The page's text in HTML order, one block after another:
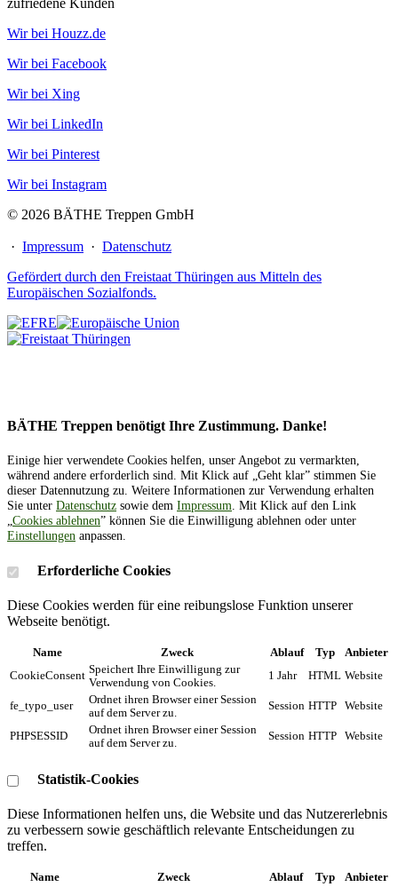
zufriedene Kunden
Wir bei Houzz.de
Wir bei Facebook
Wir bei Xing
Wir bei LinkedIn
Wir bei Pinterest
Wir bei Instagram
© 2026 BÄTHE Treppen GmbH
· Impressum · Datenschutz
Gefördert durch den Freistaat Thüringen aus Mitteln des
Europäischen Sozialfonds.
BÄTHE Treppen benötigt Ihre Zustimmung. Danke!
Einige hier verwendete Cookies helfen, unser Angebot zu vermarkten,
während andere erforderlich sind. Mit Klick auf „Geht klar” stimmen Sie
dieser Datennutzung zu. Weitere Informationen zur Verwendung erhalten
Sie unter Datenschutz sowie dem Impressum. Mit Klick auf den Link
„Cookies ablehnen” können Sie die Einwilligung ablehnen oder unter
Einstellungen anpassen.
Erforderliche Cookies
Diese Cookies werden für eine reibungslose Funktion unserer
Webseite benötigt.
Name Zweck Ablauf Typ
Anbieter
CookieConsent Speichert Ihre Einwilligung zur
Verwendung von Cookies.
1 Jahr HTML Website
fe_typo_user
Ordnet ihren Browser einer Session
auf dem Server zu.
Session HTTP Website
PHPSESSID
Ordnet ihren Browser einer Session
auf dem Server zu.
Session HTTP Website
Statistik-Cookies
Diese Informationen helfen uns, die Website und das Nutzererlebnis
zu verbessern sowie geschäftlich relevante Entscheidungen zu
treffen.
Name Zweck Ablauf Typ
Anbieter